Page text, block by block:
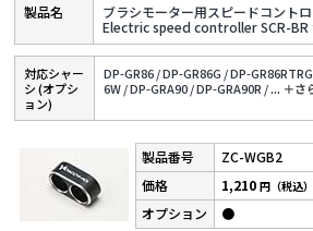
ブラシモーター用スピードコント
Electric speed controller SCR-
対応シャー
シ (オプシ
ョン)
DP-GR86 /DP-GR86G /DP-
6W /DP-GRA90 /DP-GRA90R /... ＋さ
ZC-WGB2
1,210円（税込）
●